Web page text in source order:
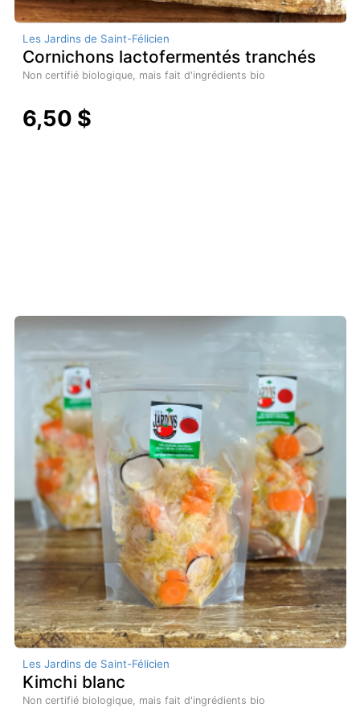
Les Jardins de Saint-Félicien
Cornichons lactofermentés tranchés
Non certifié biologique, mais fait d'ingrédients bio
6,50 $
Les Jardins de Saint-Félicien
Kimchi blanc
Non certifié biologique, mais fait d'ingrédients bio